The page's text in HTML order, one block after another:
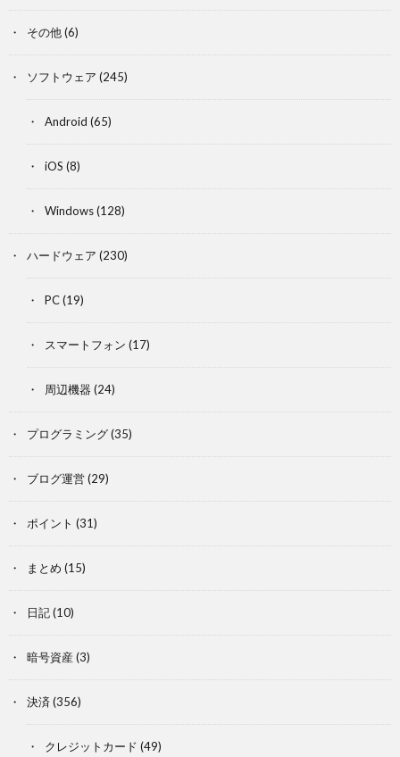
その他(6)
ソフトウェア (245)
Android (65)
iOS (8)
Windows(128)
ハードウェア (230)
PC(19)
スマートフォン (17)
周辺機器 (24)
プログラミング(35)
ブログ運営(29)
ポイント (31)
まとめ (15)
日記(10)
暗号資産 (3)
決済 (356)
クレジットカード (49)